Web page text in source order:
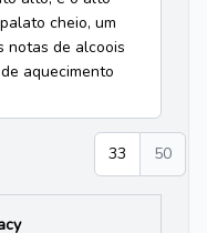
cheio, um
notas de alcoois
aquecimento
33 50